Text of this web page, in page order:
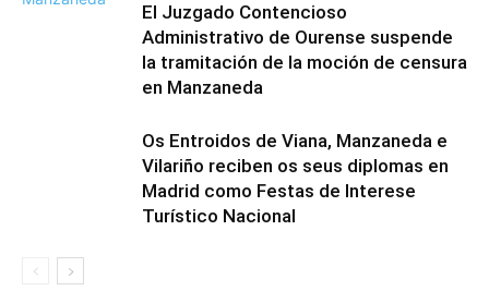
El Juzgado Contencioso
Administrativo de Ourense suspende
la tramitación de la moción de censura
en Manzaneda
Os Entroidos de Viana, Manzaneda e
Vilariño reciben os seus diplomas en
Madrid como Festas de Interese
Turístico Nacional